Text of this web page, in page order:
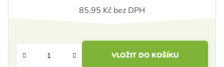
85,95 Kč bez DPH
VLOŽIT DO KOŠÍKU